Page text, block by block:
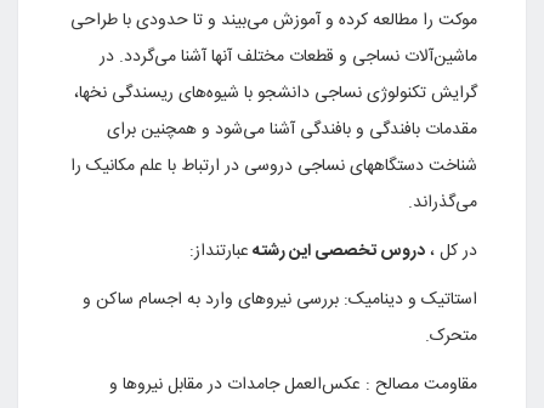
موکت را مطالعه کرده و آموزش می‌بیند و تا حدودی با طراحی
ماشین‌آلات نساجی و قطعات مختلف آنها آشنا می‌گردد. در
گرایش تکنولوژی نساجی دانشجو با شیوه‌های ریسندگی نخها،
مقدمات بافندگی و بافندگی آشنا می‌شود و همچنین برای
شناخت دستگاههای نساجی دروسی در ارتباط با علم مکانیک را
می‌گذراند.
در کل ،دروس تخصصی این رشتهعبارتنداز:
استاتیک و دینامیک: بررسی نیروهای وارد به اجسام ساکن و
متحرک.
مقاومت مصالح : عکس‌العمل جامدات در مقابل نیروها و